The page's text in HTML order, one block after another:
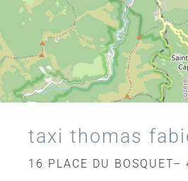
taxi thomas
16 PLACE DU